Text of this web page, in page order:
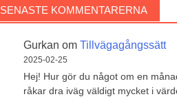
SENASTE KOMMENTARERNA
Gurkan om Tillvägagångssätt
2025-02-25
Hej! Hur gör du något om en
råkar dra iväg väldigt mycket i